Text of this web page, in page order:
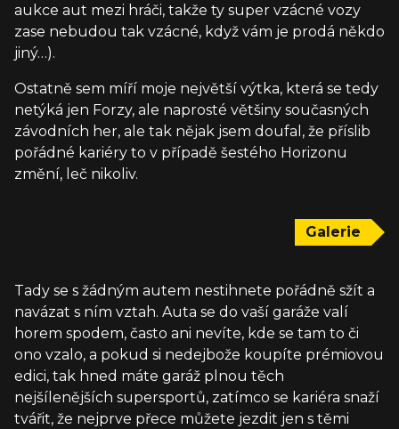
aukce aut mezi hráči, takže ty super vzácné vozy
zase nebudou tak vzácné, když vám je prodá někdo
jiný…).
Ostatně sem míří moje největší výtka, která se tedy
netýká jen Forzy, ale naprosté většiny současných
závodních her, ale tak nějak jsem doufal, že příslib
pořádné kariéry to v případě šestého Horizonu
změní, leč nikoliv.
Galerie
Tady se s žádným autem nestihnete pořádně sžít a
navázat s ním vztah. Auta se do vaší garáže valí
horem spodem, často ani nevíte, kde se tam to či
ono vzalo, a pokud si nedejbože koupíte prémiovou
edici, tak hned máte garáž plnou těch
nejšílenějších supersportů, zatímco se kariéra snaží
tvářit, že nejprve přece můžete jezdit jen s těmi